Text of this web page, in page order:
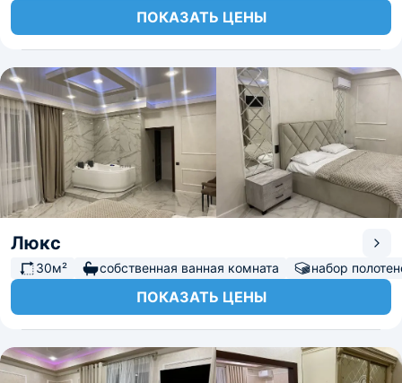
ПОКАЗАТЬ ЦЕНЫ
Люкс
30м² собственная ванная комната набор
ПОКАЗАТЬ ЦЕНЫ